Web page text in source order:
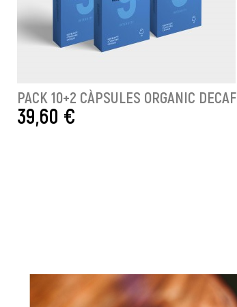
PACK 10+2 CÀPSULES ORGANIC DECAF
39,60 €
AFEGIR A LA CISTELLA